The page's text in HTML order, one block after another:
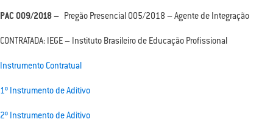
PAC 009/2018 – Pregão Presencial 005/2018 – Agente de Integração
CONTRATADA: IEGE – Instituto Brasileiro de Educação Profissional
Instrumento Contratual
1º Instrumento de Aditivo
2º Instrumento de Aditivo